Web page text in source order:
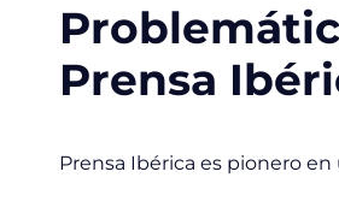
Prensa
Prensa Ibérica es pionero